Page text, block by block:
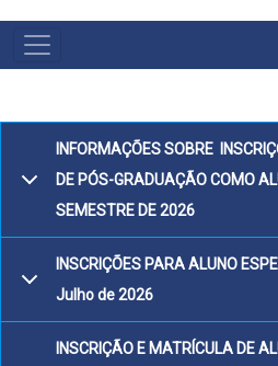
NAVEGAÇÃO
PRINCIPAL
INFORMAÇÕES SOBRE
DE PÓS-GRADUAÇÃO COMO
SEMESTRE DE 2026
INSCRIÇÕES PARA ALUNO
Julho de 2026
INSCRIÇÃO E MATRÍCULA DE